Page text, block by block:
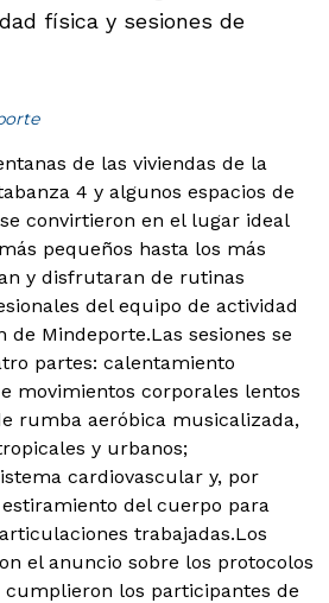
física y sesiones de
de las viviendas de la
4 y algunos espacios de
convirtieron en el lugar ideal
pequeños hasta los más
y disfrutaran de rutinas
del equipo de actividad
de Mindeporte.Las sesiones se
partes: calentamiento
movimientos corporales lentos
rumba aeróbica musicalizada,
y urbanos;
cardiovascular y, por
del cuerpo para
trabajadas.Los
el anuncio sobre los protocolos
los participantes de